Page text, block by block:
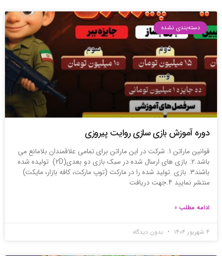
دسته‌بندی نشده
دوره آموزش بازی سازی روایت پیروزی
قوانین ماراتن 1. شرکت در این ماراتن برای تمامی علاقمندان بلامانع می
باشد.۲. بازی های ارسال شده در سبک بازی دو بعدی(2D) تولیده شده
باشند۳. بازی تولید شده را در مارکت (توپ مارکت، کافه بازار، مایکت)
منتشر نمایید 4.جهت دریافت
ادامه مطلب »
۴ شهریور ۱۴۰۴ بدون دیدگاه